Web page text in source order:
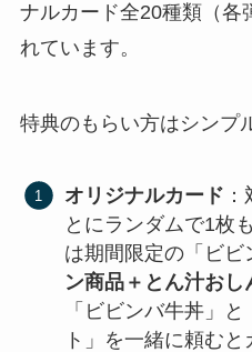
ナルカード全20種類（各
れています。
特典のもらい方はシンプ
オリジナルカード
とにランダムで1枚
は期間限定の「ビビ
ン商品＋とん汁おし
「ビビンバ牛丼」
ト」を一緒に頼む